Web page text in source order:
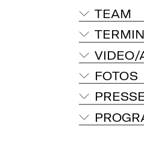
TEAM
VIDEO/
FOTOS